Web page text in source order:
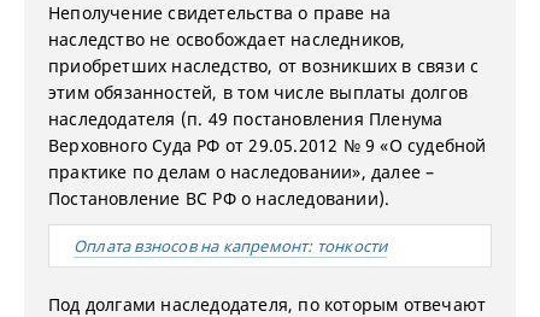
Неполучение свидетельства о праве на
наследство не освобождает наследников,
приобретших наследство, от возникших в связи с
этим обязанностей, в том числе выплаты долгов
наследодателя (п. 49 постановления Пленума
Верховного Суда РФ от 29.05.2012 № 9 «О судебной
практике по делам о наследовании», далее –
Постановление ВС РФ о наследовании).
Оплата взносов на капремонт: тонкости
Под долгами наследодателя, по которым отвечают